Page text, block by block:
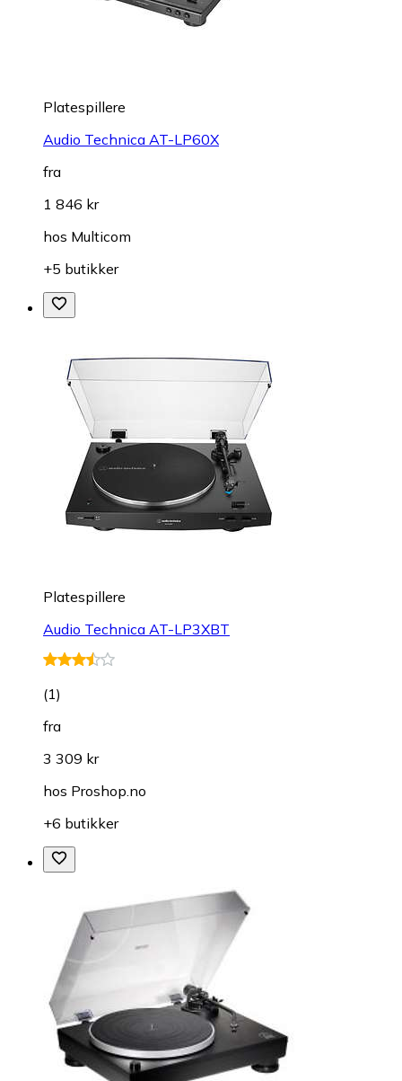
Platespillere
Audio Technica AT-LP60X
fra
1 846 kr
hos Multicom
+5 butikker
Platespillere
Audio Technica AT-LP3XBT
(1)
fra
3 309 kr
hos Proshop.no
+6 butikker